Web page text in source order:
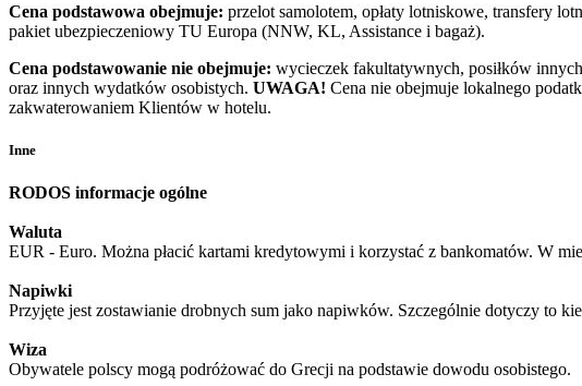
Cena podstawowa obejmuje: przelot samolotem, opłaty lotniskowe, transfery
pakiet ubezpieczeniowy TU Europa (NNW, KL, Assistance i bagaż).
Cena podstawowanie nie obejmuje: wycieczek fakultatywnych, posiłków
oraz innych wydatków osobistych. UWAGA! Cena nie obejmuje lokalnego
zakwaterowaniem Klientów w hotelu.
Inne
RODOS informacje ogólne
Waluta
EUR - Euro. Można płacić kartami kredytowymi i korzystać z bankomatów. W
Napiwki
Przyjęte jest zostawianie drobnych sum jako napiwków. Szczególnie dotyczy to
Wiza
Obywatele polscy mogą podróżować do Grecji na podstawie dowodu osobistego.